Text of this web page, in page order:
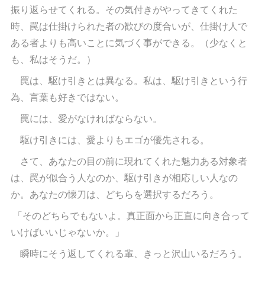
振り返らせてくれる。その気付きがやってきてくれた
時、罠は仕掛けられた者の歓びの度合いが、仕掛け人で
ある者よりも高いことに気づく事ができる。（少なくと
も、私はそうだ。）
罠は、駆け引きとは異なる。私は、駆け引きという行
為、言葉も好きではない。
罠には、愛がなければならない。
駆け引きには、愛よりもエゴが優先される。
さて、あなたの目の前に現れてくれた魅力ある対象者
は、罠が似合う人なのか、駆け引きが相応しい人なの
か。あなたの懐刀は、どちらを選択するだろう。
「そのどちらでもないよ。真正面から正直に向き合って
いけばいいじゃないか。」
瞬時にそう返してくれる輩、きっと沢山いるだろう。